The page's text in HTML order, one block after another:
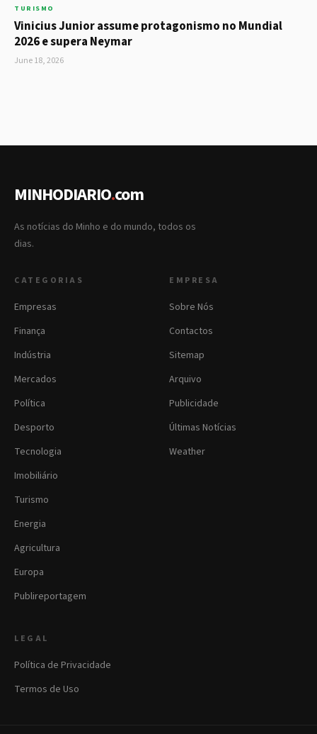
TURISMO
Vinicius Junior assume protagonismo no Mundial
2026 e supera Neymar
June 18, 2026
MINHODIARIO.com
As notícias do Minho e do mundo, todos os
dias.
CATEGORIAS
Empresas
Finança
Indústria
Mercados
Política
Desporto
Tecnologia
Imobiliário
Turismo
Energia
Agricultura
Europa
Publireportagem
EMPRESA
Sobre Nós
Contactos
Sitemap
Arquivo
Publicidade
Últimas Notícias
Weather
LEGAL
Política de Privacidade
Termos de Uso